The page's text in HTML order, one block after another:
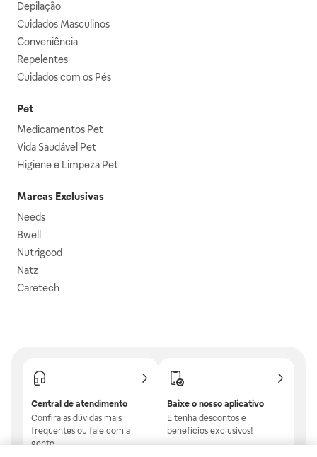
Depilação
Cuidados Masculinos
Conveniência
Repelentes
Cuidados com os Pés
Pet
Medicamentos Pet
Vida Saudável Pet
Higiene e Limpeza Pet
Marcas Exclusivas
Needs
Bwell
Nutrigood
Natz
Caretech
Central de atendimento
Confira as dúvidas mais
frequentes ou fale com a
gente.
Baixe o nosso aplicativo
E tenha descontos e
benefícios exclusivos!